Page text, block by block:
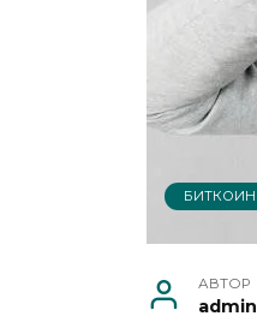
БИТКОИН
АВТОР
admin